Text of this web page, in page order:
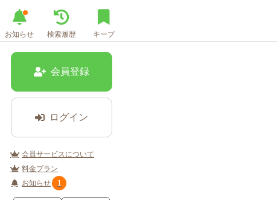
お知らせ 検索履歴 キープ
会員登録
ログイン
会員サービスについて
料金プラン
お知らせ
1